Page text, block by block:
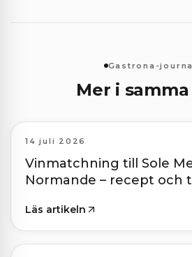
Gastrona-
Mer i
14 juli 2026
Vinmatchning till Sole
Normande – recept och
Läs artikeln